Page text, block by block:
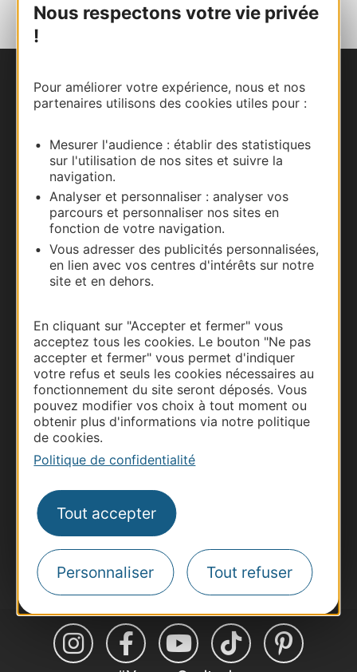
Nous respectons votre vie privée
!
Pour améliorer votre expérience, nous et nos
partenaires utilisons des cookies utiles pour :
Mesurer l'audience : établir des statistiques
sur l'utilisation de nos sites et suivre la
navigation.
Analyser et personnaliser : analyser vos
parcours et personnaliser nos sites en
fonction de votre navigation.
Vous adresser des publicités personnalisées,
en lien avec vos centres d'intérêts sur notre
site et en dehors.
En cliquant sur "Accepter et fermer" vous
acceptez tous les cookies. Le bouton "Ne pas
accepter et fermer" vous permet d'indiquer
votre refus et seuls les cookies nécessaires au
fonctionnement du site seront déposés. Vous
pouvez modifier vos choix à tout moment ou
obtenir plus d'informations via notre politique
de cookies.
Politique de confidentialité
Tout accepter
Personnaliser Tout refuser
Nous contacter
Documentation
Thermalisme
Business/Mice
Pros d'Occitanie
Site presse et d'influence
Voyagistes
Inscrivez-vous à la lettre d'information
Destination Occitanie pour recevoir des
suggestions de séjours, de visites et de sorties.
Je m'abonne